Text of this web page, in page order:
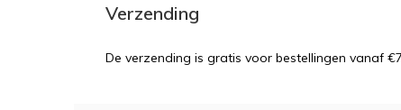
Verzending
De verzending is gratis voor bestellingen vanaf